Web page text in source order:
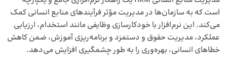
است که به سازمان‌ها در مدیریت مؤثر فرآیندهای منابع انسانی کمک
می‌کند. این نرم‌افزار با خودکارسازی وظایفی مانند استخدام، ارزیابی
عملکرد، مدیریت حقوق و دستمزد و برنامه‌ریزی آموزش، ضمن کاهش
خطاهای انسانی، بهره‌وری را به طور چشمگیری افزایش می‌دهد.